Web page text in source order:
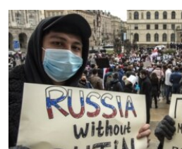
поискуЎЗБЕКЧА
ТОҶИКӢ
TÜRKMENÇE
Все сайты РСЕ/РС